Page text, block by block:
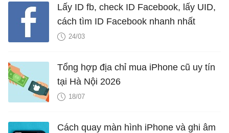
Lấy ID fb, check ID Facebook, lấy UID,
cách tìm ID Facebook nhanh nhất
24/03
Tổng hợp địa chỉ mua iPhone cũ uy tín
tại Hà Nội 2026
18/07
Cách quay màn hình iPhone và ghi âm